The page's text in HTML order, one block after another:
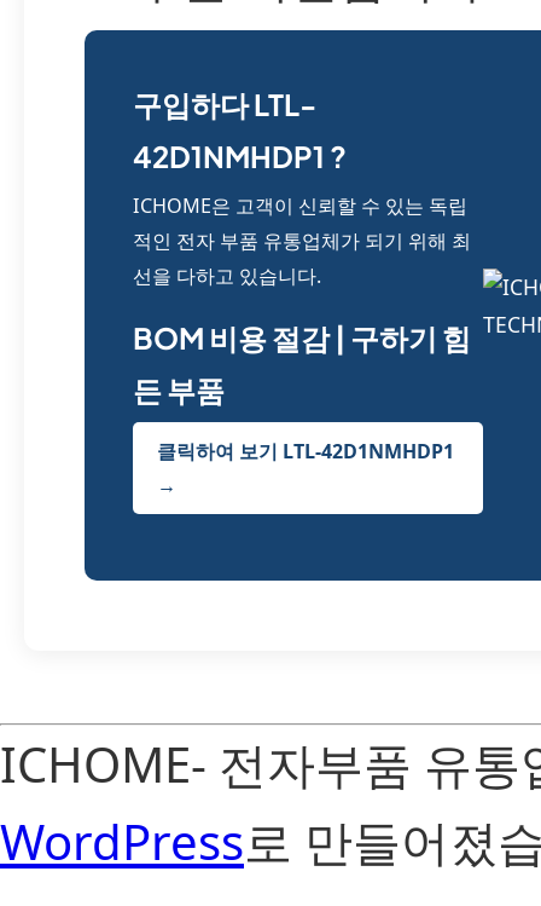
구입하다 LTL-
42D1NMHDP1 ?
ICHOME은 고객이 신뢰할 수 있는 독립
적인 전자 부품 유통업체가 되기 위해 최
선을 다하고 있습니다.
BOM 비용 절감 | 구하기 힘
든 부품
클릭하여 보기 LTL-42D1NMHDP1
→
ICHOME- 전자부품 유
WordPress로 만들어졌